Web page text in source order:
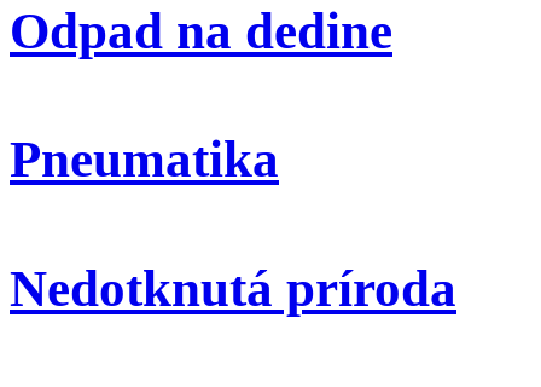
Odpad na dedine
Pneumatika
Nedotknutá príroda